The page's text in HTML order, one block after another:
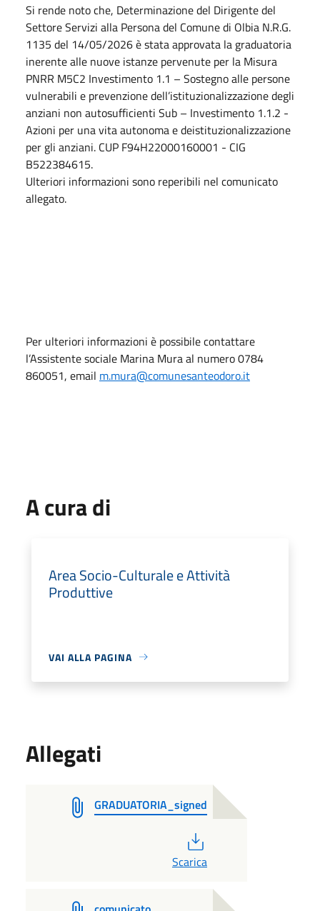
Si rende noto che, Determinazione del Dirigente del
Settore Servizi alla Persona del Comune di Olbia N.R.G.
1135 del 14/05/2026 è stata approvata la graduatoria
inerente alle nuove istanze pervenute per la Misura
PNRR M5C2 Investimento 1.1 – Sostegno alle persone
vulnerabili e prevenzione dell’istituzionalizzazione degli
anziani non autosufficienti Sub – Investimento 1.1.2 -
Azioni per una vita autonoma e deistituzionalizzazione
per gli anziani. CUP F94H22000160001 - CIG
B522384615.
Ulteriori informazioni sono reperibili nel comunicato
allegato.
Per ulteriori informazioni è possibile contattare
l’Assistente sociale Marina Mura al numero 0784
860051, email m.mura@comunesanteodoro.it
A cura di
Area Socio-Culturale e Attività
Produttive
VAI ALLA PAGINA
Allegati
GRADUATORIA_signed
Scarica